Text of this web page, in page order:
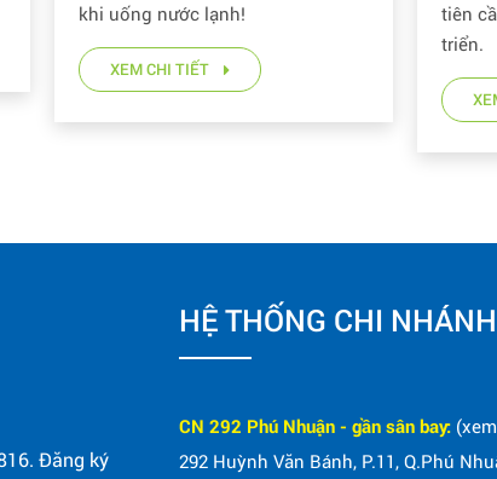
khi uống nước lạnh!
XEM CHI TIẾT
tiên
triển.
Đăng ký
HỆ THỐNG CHI NHÁNH
CN 292 Phú Nhuận - gần sân bay:
292 Huỳnh Văn Bánh, P.11, Q.Phú